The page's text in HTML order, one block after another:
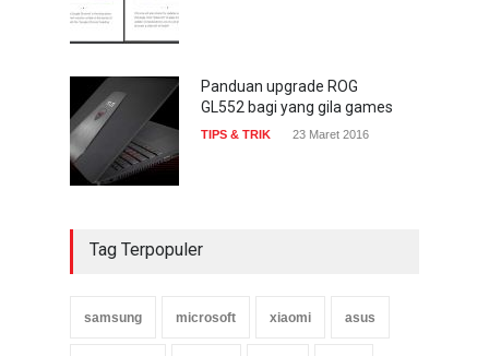
Panduan upgrade ROG
GL552 bagi yang gila games
TIPS & TRIK 23 Maret 2016
Tag Terpopuler
samsung microsoft xiaomi asus